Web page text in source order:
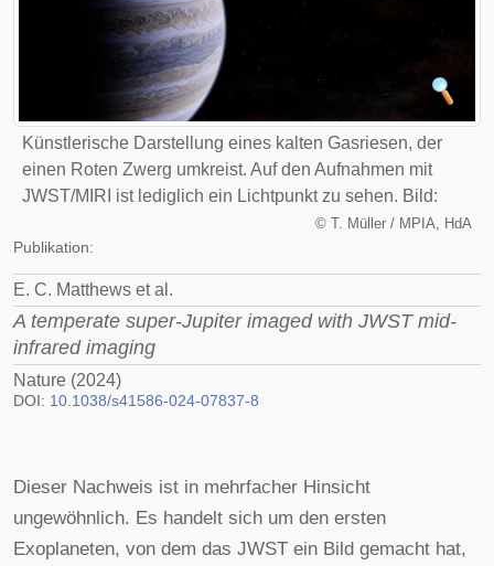
Künstlerische Darstellung eines kalten Gasriesen, der
einen Roten Zwerg umkreist. Auf den Aufnahmen mit
JWST/MIRI ist lediglich ein Lichtpunkt zu sehen. Bild:
© T. Müller / MPIA, HdA
Publikation:
E. C. Matthews et al.
A temperate super-Jupiter imaged with JWST mid-
infrared imaging
Nature (2024)
DOI: 10.1038/s41586-024-07837-8
Dieser Nachweis ist in mehrfacher Hinsicht
ungewöhnlich. Es handelt sich um den ersten
Exoplaneten, von dem das JWST ein Bild gemacht hat,